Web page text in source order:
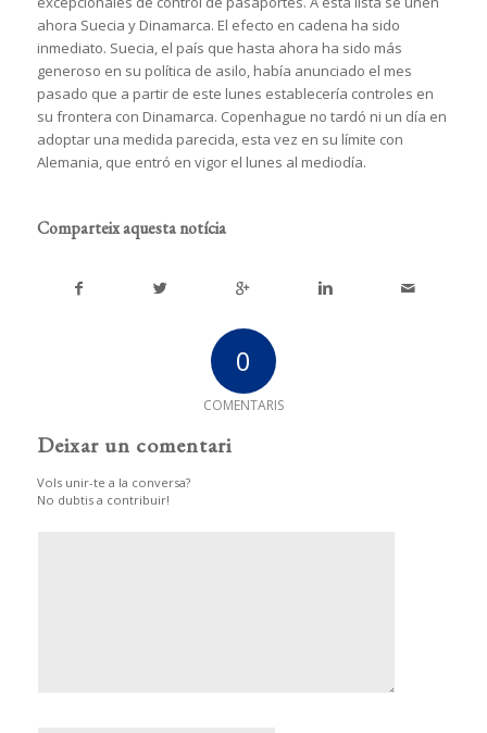
ahora Suecia y Dinamarca. El efecto en cadena ha sido
inmediato. Suecia, el país que hasta ahora ha sido más
generoso en su política de asilo, había anunciado el mes
pasado que a partir de este lunes establecería controles en
su frontera con Dinamarca. Copenhague no tardó ni un día en
adoptar una medida parecida, esta vez en su límite con
Alemania, que entró en vigor el lunes al mediodía.
Comparteix aquesta notícia
0
COMENTARIS
Deixar un comentari
Vols unir-te a la conversa?
No dubtis a contribuir!